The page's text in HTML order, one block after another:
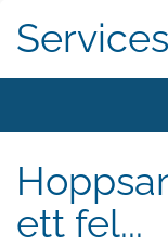
Services
ett fel...